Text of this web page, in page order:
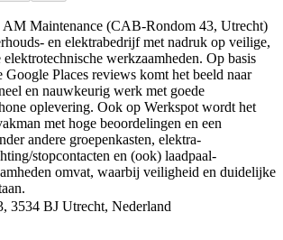
Maintenance (CAB-Rondom 43, Utrecht)
en elektrabedrijf met nadruk op veilige,
werkzaamheden. Op basis
Google Places reviews komt het beeld naar
en nauwkeurig werk met goede
oplevering. Ook op Werkspot wordt het
met hoge beoordelingen en een
andere groepenkasten, elektra-
stopcontacten en (ook) laadpaal-
omvat, waarbij veiligheid en duidelijke
3534 BJ Utrecht, Nederland